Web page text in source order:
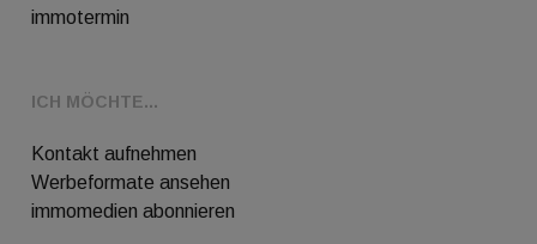
immotermin
ICH MÖCHTE...
Kontakt aufnehmen
Werbeformate ansehen
immomedien abonnieren